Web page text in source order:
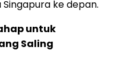
ke depan.
untuk
Saling